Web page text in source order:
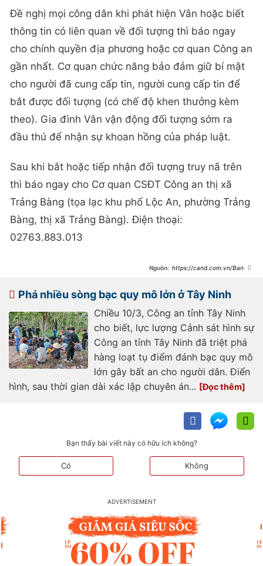
Đề nghị mọi công dân khi phát hiện Vân hoặc biết
thông tin có liên quan về đối tượng thì báo ngay
cho chính quyền địa phương hoặc cơ quan Công an
gần nhất. Cơ quan chức năng bảo đảm giữ bí mật
cho người đã cung cấp tin, người cung cấp tin để
bắt được đối tượng (có chế độ khen thưởng kèm
theo). Gia đình Vân vận động đối tượng sớm ra
đầu thú để nhận sự khoan hồng của pháp luật.
Sau khi bắt hoặc tiếp nhận đối tượng truy nã trên
thì báo ngay cho Cơ quan CSĐT Công an thị xã
Trảng Bàng (tọa lạc khu phố Lộc An, phường Trảng
Bàng, thị xã Trảng Bàng). Điện thoại:
02763.883.013
https://cand.com.vn/Ban-
Phá nhiều sòng bạc quy mô lớn ở Tây Ninh
Chiều 10/3, Công an tỉnh Tây Ninh
cho biết, lực lượng Cảnh sát hình sự
Công an tỉnh Tây Ninh đã triệt phá
hàng loạt tụ điểm đánh bạc quy mô
lớn gây bất an cho người dân. Điển
hình, sau thời gian dài xác lập chuyên án...
Bạn thấy bài viết này có hữu ích không?
Có Không